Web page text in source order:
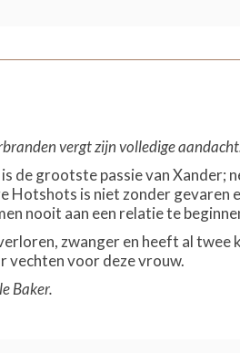
vergt zijn volledige
de grootste passie van
Hotshots is niet zonder
nooit aan een relatie te
zwanger en heeft al
vechten voor deze vrouw.
Baker.